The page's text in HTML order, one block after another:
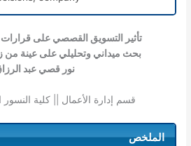
تأثير التسويق القصصي على
بحث ميداني وتحليلي على عينة من
نور قصي عبد
قسم إدارة الأعمال || كلية النسور
الملخص